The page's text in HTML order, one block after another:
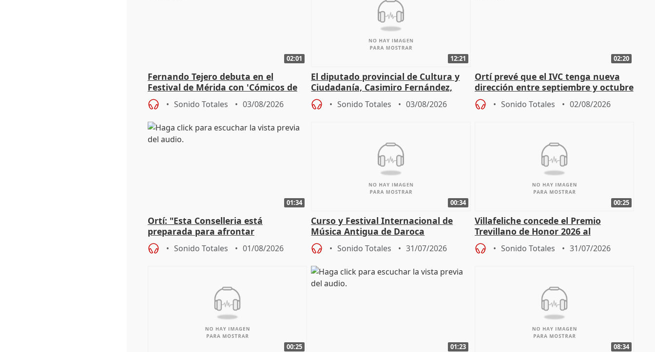
02:01
Fernando Tejero debuta en el
Festival de Mérida con 'Cómicos de
Roma': "Strabo me ha escogido"
Sonido Totales 03/08/2026
12:21
El diputado provincial de Cultura y
Ciudadanía, Casimiro Fernández,
sobre el balance de entradas
Sonido Totales 03/08/2026
02:20
Ortí prevé que el IVC tenga nueva
dirección entre septiembre y octubre
Sonido Totales 02/08/2026
01:34
Ortí: "Esta Conselleria está
preparada para afrontar
absolutamente todos los escenarios"
Sonido Totales 01/08/2026
00:34
Curso y Festival Internacional de
Música Antigua de Daroca
Sonido Totales 31/07/2026
00:25
Villafeliche concede el Premio
Trevillano de Honor 2026 al
periodista Xabier Fortes
Sonido Totales 31/07/2026
00:25 01:23 08:34